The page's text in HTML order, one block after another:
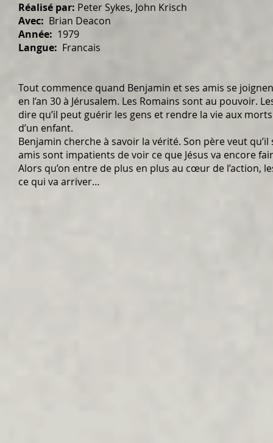
Réalisé par: Peter Sykes, John Krisch
Avec: Brian Deacon
Année: 1979
Langue: Francais
Tout commence quand Benjamin et ses amis se
en l’an 30 à Jérusalem. Les Romains sont au pouvoir.
dire qu’il peut guérir les gens et rendre la vie aux
d’un enfant.
Benjamin cherche à savoir la vérité. Son père veut
amis sont impatients de voir ce que Jésus va encore
Alors qu’on entre de plus en plus au cœur de l’action,
ce qui va arriver…